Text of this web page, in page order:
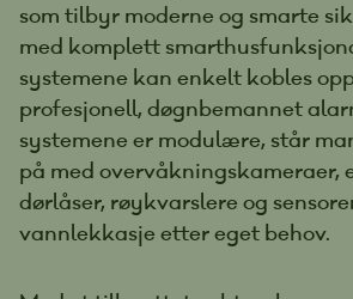
som tilbyr moderne og smarte
med komplett
systemene kan enkelt kobles
profesjonell, døgnbemannet
systemene er modulære, står
på med overvåkningskameraer,
dørlåser, røykvarslere og
vannlekkasje etter eget behov.